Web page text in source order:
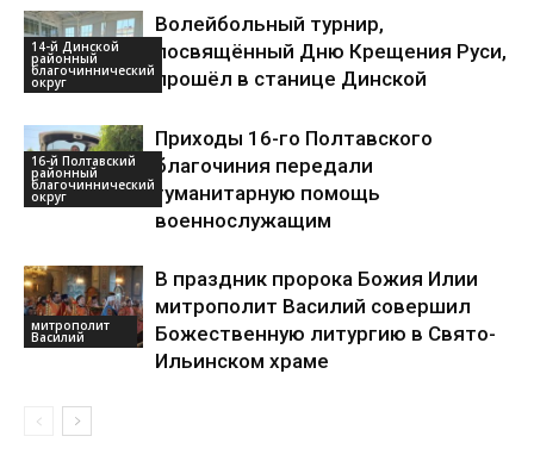
14-й Динской
районный
благочиннический
округ
Волейбольный турнир,
посвящённый Дню Крещения Руси,
прошёл в станице Динской
16-й Полтавский
районный
благочиннический
округ
Приходы 16-го Полтавского
благочиния передали
гуманитарную помощь
военнослужащим
митрополит
Василий
В праздник пророка Божия Илии
митрополит Василий совершил
Божественную литургию в Свято-
Ильинском храме